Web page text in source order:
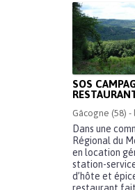
SOS
Gâcogne (58)
Dans une
Régional du
en location
station-
d’hôte et